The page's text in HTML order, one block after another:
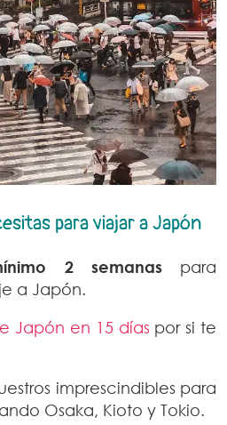
para viajar a Japón
2 semanaspara
a Japón.
Japón en 15 díaspor si te
imprescindibles para
Osaka, Kioto y Tokio.